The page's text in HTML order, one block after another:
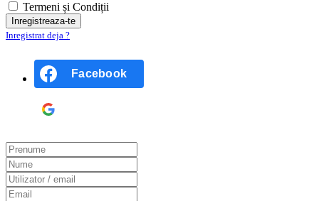
Termeni și Condiții
Inregistrat deja ?
Facebook